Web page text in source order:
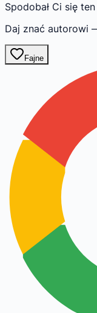
Spodobał Ci się
Daj znać autorowi
Fajne